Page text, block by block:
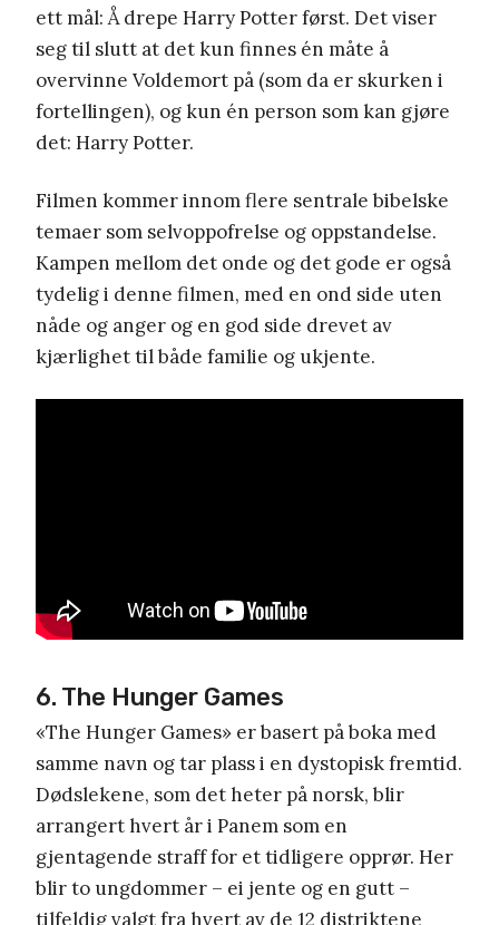
ett mål: Å drepe Harry Potter først. Det viser
seg til slutt at det kun finnes én måte å
overvinne Voldemort på (som da er skurken i
fortellingen), og kun én person som kan gjøre
det: Harry Potter.
Filmen kommer innom flere sentrale bibelske
temaer som selvoppofrelse og oppstandelse.
Kampen mellom det onde og det gode er også
tydelig i denne filmen, med en ond side uten
nåde og anger og en god side drevet av
kjærlighet til både familie og ukjente.
6. The Hunger Games
«The Hunger Games» er basert på boka med
samme navn og tar plass i en dystopisk fremtid.
Dødslekene, som det heter på norsk, blir
arrangert hvert år i Panem som en
gjentagende straff for et tidligere opprør. Her
blir to ungdommer – ei jente og en gutt –
tilfeldig valgt fra hvert av de 12 distriktene